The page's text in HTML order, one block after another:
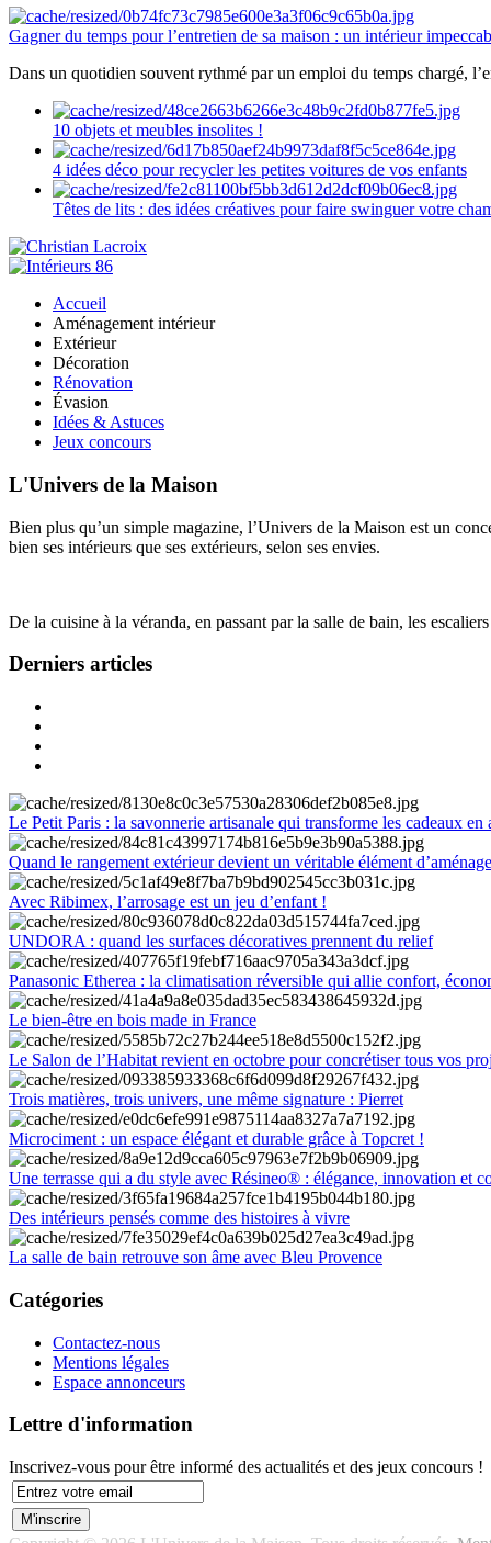
Gagner du temps pour l’entretien de sa maison : un intérieur
Dans un quotidien souvent rythmé par un emploi du temps chargé,
10 objets et meubles insolites !
4 idées déco pour recycler les petites voitures de vos enfants
Têtes de lits : des idées créatives pour faire swinguer votre
Accueil
Aménagement intérieur
Extérieur
Décoration
Rénovation
Évasion
Idées & Astuces
Jeux concours
L'Univers de la Maison
Bien plus qu’un simple magazine, l’Univers de la Maison est un
bien ses intérieurs que ses extérieurs, selon ses envies.
De la cuisine à la véranda, en passant par la salle de bain, les
Derniers articles
Le Petit Paris : la savonnerie artisanale qui transforme les cadeaux en
Quand le rangement extérieur devient un véritable élément
Avec Ribimex, l’arrosage est un jeu d’enfant !
UNDORA : quand les surfaces décoratives prennent du relief
Panasonic Etherea : la climatisation réversible qui allie confort,
Le bien-être en bois made in France
Le Salon de l’Habitat revient en octobre pour concrétiser tous vos
Trois matières, trois univers, une même signature : Pierret
Microciment : un espace élégant et durable grâce à Topcret !
Une terrasse qui a du style avec Résineo® : élégance, innovation et
Des intérieurs pensés comme des histoires à vivre
La salle de bain retrouve son âme avec Bleu Provence
Catégories
Contactez-nous
Mentions légales
Espace annonceurs
Lettre d'information
Inscrivez-vous pour être informé des actualités et des jeux concours !